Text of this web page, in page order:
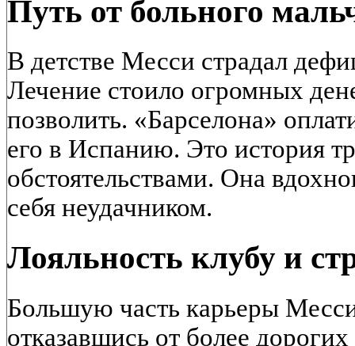
Путь от больного
В детстве Месси страдал
Лечение стоило огромных
позволить. «Барселона»
его в Испанию. Это история
обстоятельствами. Она
себя неудачником.
Лояльность клубу и
Большую часть карьеры
отказавшись от более